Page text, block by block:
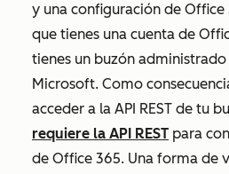
y una configuración de Office
que tienes una cuenta de
tienes un buzón
Microsoft. Como
acceder a la API REST de tu
requiere la API REST para
de Office 365. Una forma de